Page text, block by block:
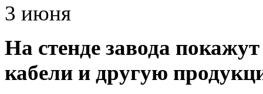
3 июня
На стенде завода
кабели и другую